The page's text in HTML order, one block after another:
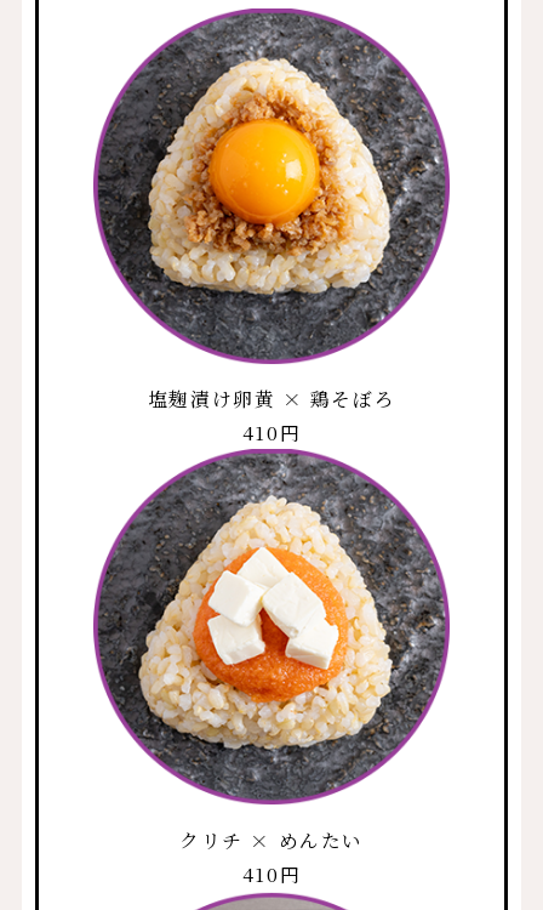
塩麹漬け卵黄 × 鶏そぼろ
410円
クリチ × めんたい
410円